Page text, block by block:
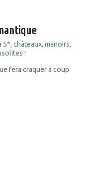
châteaux, manoirs,
!
fera craquer à coup